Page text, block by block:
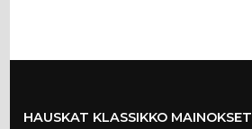
HAUSKAT KLASSIKKO MAINOKSET